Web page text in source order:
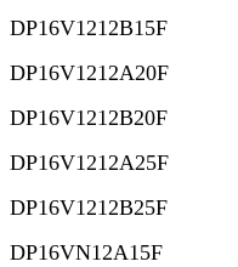
DP16V1212B15F
DP16V1212A20F
DP16V1212B20F
DP16V1212A25F
DP16V1212B25F
DP16VN12A15F